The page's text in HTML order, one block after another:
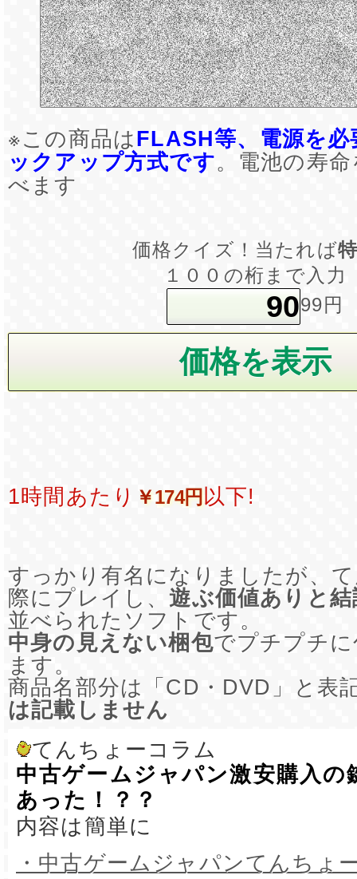
※この商品はFLASH等、電源を
ックアップ方式です。電池の寿
べます
価格クイズ！当たれば
１００の桁まで入力
99円
1時間あたり ￥174円 以下!
すっかり有名になりましたが、
際にプレイし、遊ぶ価値ありと
並べられたソフトです。
中身の見えない梱包でプチプチ
ます。
商品名部分は「CD・DVD」と表
は記載しません
てんちょーコラム
中古ゲームジャパン激安購入の
あった！？？
内容は簡単に
・中古ゲームジャパンてんちょ